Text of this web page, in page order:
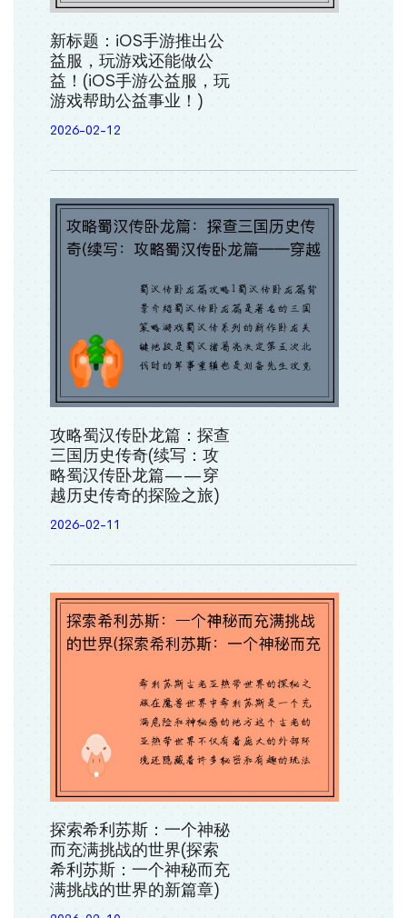
新标题：iOS手游推出公
益服，玩游戏还能做公
益！(iOS手游公益服，玩
游戏帮助公益事业！)
2026-02-12
攻略蜀汉传卧龙篇：探查
三国历史传奇(续写：攻
略蜀汉传卧龙篇——穿
越历史传奇的探险之旅)
2026-02-11
探索希利苏斯：一个神秘
而充满挑战的世界(探索
希利苏斯：一个神秘而充
满挑战的世界的新篇章)